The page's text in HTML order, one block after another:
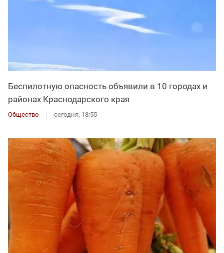
Беспилотную опасность объявили в 10 городах и
районах Краснодарского края
Общество сегодня, 18:55